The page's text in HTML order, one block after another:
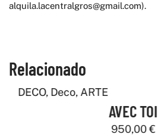
alquila.lacentralgros@gmail.com).
Relacionado
DECO, Deco, ARTE
AVEC TOI
950,00€